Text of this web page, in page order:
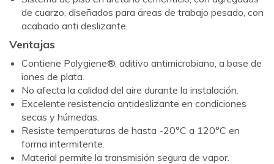
de cuarzo, diseñados para áreas de trabajo pesado, con
acabado anti deslizante.
Ventajas
Contiene Polygiene®, aditivo antimicrobiano, a base de
iones de plata.
No afecta la calidad del aire durante la instalación.
Excelente resistencia antideslizante en condiciones
secas y húmedas.
Resiste temperaturas de hasta -20°C a 120°C en
forma intermitente.
Material permite la transmisión segura de vapor.